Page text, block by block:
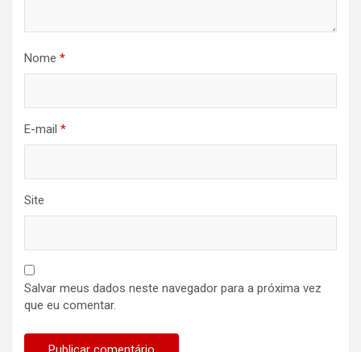
Nome *
E-mail *
Site
Salvar meus dados neste navegador para a próxima vez
que eu comentar.